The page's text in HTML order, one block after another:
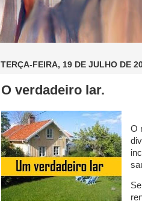
TERÇA-FEIRA, 19 DE JULHO DE
O verdadeiro lar.
O